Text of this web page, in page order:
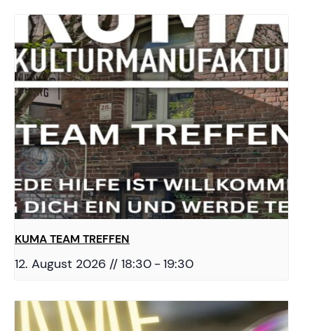
KUMA TEAM TREFFEN
12. August 2026 // 18:30 -19:30